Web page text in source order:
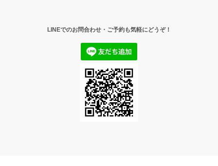
LINEでのお問合わせ・ご予約も気軽にどうぞ！